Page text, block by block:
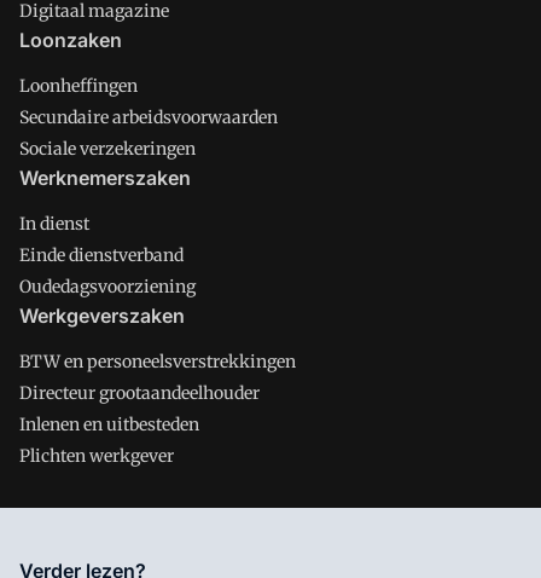
Digitaal magazine
Loonzaken
Loonheffingen
Secundaire arbeidsvoorwaarden
Sociale verzekeringen
Werknemerszaken
In dienst
Einde dienstverband
Oudedagsvoorziening
Werkgeverszaken
BTW en personeelsverstrekkingen
Directeur grootaandeelhouder
Inlenen en uitbesteden
Plichten werkgever
Salarisnet is onderdeel van VMN media. Lees in
Verder lezen?